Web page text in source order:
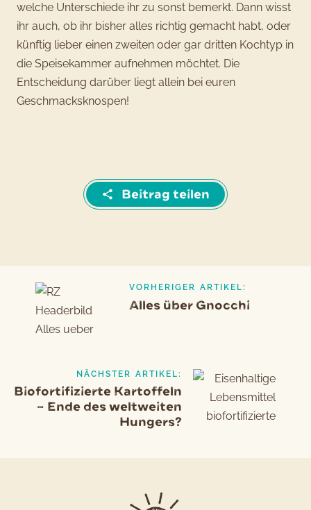
welche Unterschiede ihr zu sonst bemerkt. Dann wisst
ihr auch, ob ihr bisher alles richtig gemacht habt, oder
künftig lieber einen zweiten oder gar dritten Kochtyp in
die Speisekammer aufnehmen möchtet. Die
Entscheidung darüber liegt allein bei euren
Geschmacksknospen!
Beitrag teilen
Beitragsnavigation
Vorheriger
VORHERIGER ARTIKEL:
Alles über Gnocchi
NÄCHSTER ARTIKEL:
Biofortifizierte Kartoffeln
– Ende des weltweiten
Hungers?